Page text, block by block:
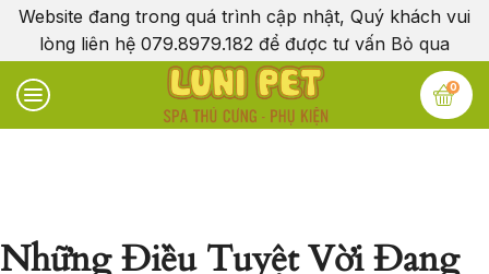
Website đang trong quá trình cập nhật, Quý khách vui
lòng liên hệ 079.8979.182 để được tư vấn Bỏ qua
0
Những Điều Tuyệt Vời Đang